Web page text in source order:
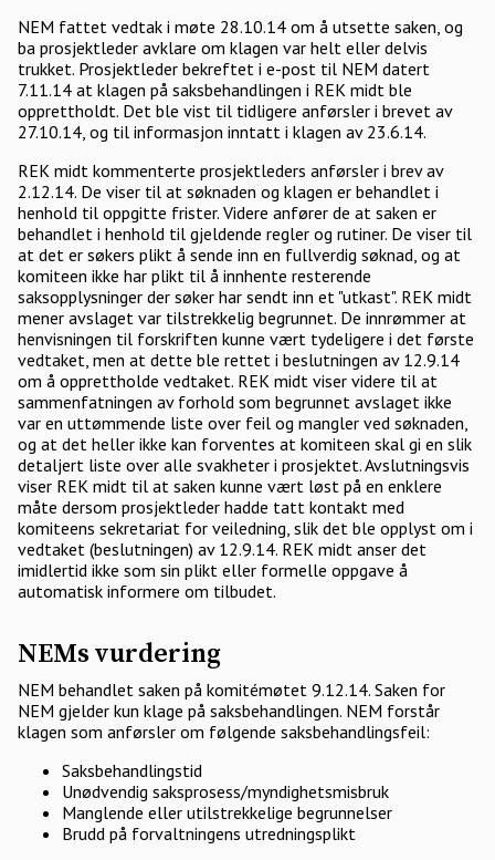
NEM fattet vedtak i møte 28.10.14 om å utsette saken, og
ba prosjektleder avklare om klagen var helt eller delvis
trukket. Prosjektleder bekreftet i e-post til NEM datert
7.11.14 at klagen på saksbehandlingen i REK midt ble
opprettholdt. Det ble vist til tidligere anførsler i brevet av
27.10.14, og til informasjon inntatt i klagen av 23.6.14.
REK midt kommenterte prosjektleders anførsler i brev av
2.12.14. De viser til at søknaden og klagen er behandlet i
henhold til oppgitte frister. Videre anfører de at saken er
behandlet i henhold til gjeldende regler og rutiner. De viser til
at det er søkers plikt å sende inn en fullverdig søknad, og at
komiteen ikke har plikt til å innhente resterende
saksopplysninger der søker har sendt inn et "utkast". REK midt
mener avslaget var tilstrekkelig begrunnet. De innrømmer at
henvisningen til forskriften kunne vært tydeligere i det første
vedtaket, men at dette ble rettet i beslutningen av 12.9.14
om å opprettholde vedtaket. REK midt viser videre til at
sammenfatningen av forhold som begrunnet avslaget ikke
var en uttømmende liste over feil og mangler ved søknaden,
og at det heller ikke kan forventes at komiteen skal gi en slik
detaljert liste over alle svakheter i prosjektet. Avslutningsvis
viser REK midt til at saken kunne vært løst på en enklere
måte dersom prosjektleder hadde tatt kontakt med
komiteens sekretariat for veiledning, slik det ble opplyst om i
vedtaket (beslutningen) av 12.9.14. REK midt anser det
imidlertid ikke som sin plikt eller formelle oppgave å
automatisk informere om tilbudet.
NEMs vurdering
NEM behandlet saken på komitémøtet 9.12.14. Saken for
NEM gjelder kun klage på saksbehandlingen. NEM forstår
klagen som anførsler om følgende saksbehandlingsfeil:
Saksbehandlingstid
Unødvendig saksprosess/myndighetsmisbruk
Manglende eller utilstrekkelige begrunnelser
Brudd på forvaltningens utredningsplikt